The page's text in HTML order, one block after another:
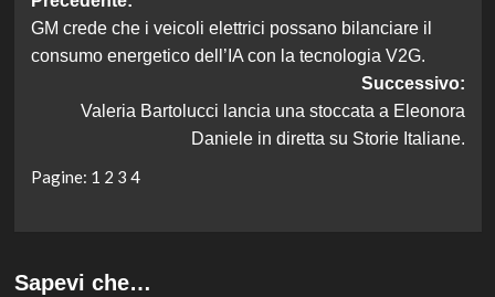
articolo
GM crede che i veicoli elettrici possano bilanciare il
consumo energetico dell’IA con la tecnologia V2G.
Successivo:
Valeria Bartolucci lancia una stoccata a Eleonora
Daniele in diretta su Storie Italiane.
Pagine: 1 2 3 4
Sapevi che…